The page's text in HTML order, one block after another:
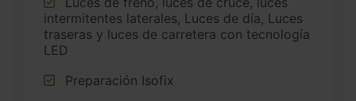
intermitentes laterales, Luces de día, Luces
traseras y luces de carretera con tecnología
LED
Preparación Isofix